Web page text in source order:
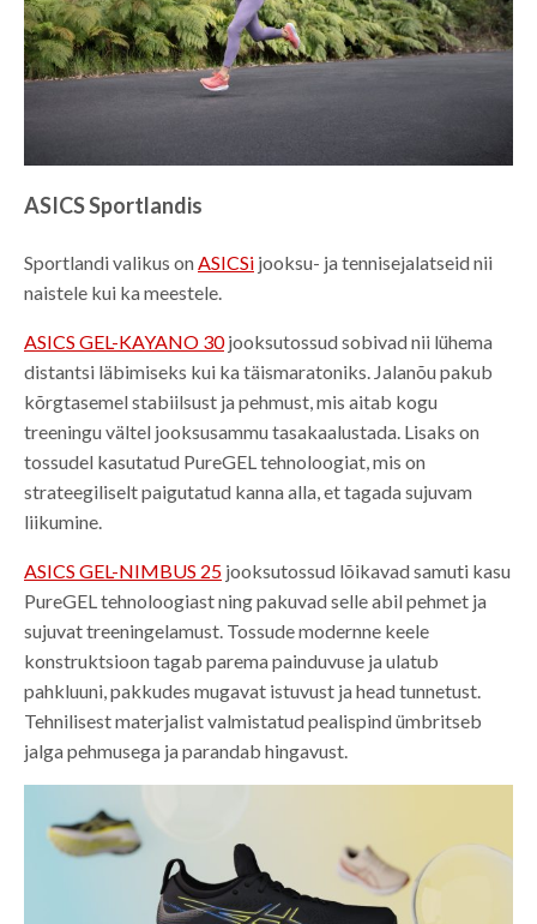
ASICS Sportlandis
Sportlandi valikus on ASICSi jooksu- ja tennisejalatseid nii
naistele kui ka meestele.
ASICS GEL-KAYANO 30jooksutossud sobivad nii lühema
distantsi läbimiseks kui ka täismaratoniks. Jalanõu pakub
kõrgtasemel stabiilsust ja pehmust, mis aitab kogu
treeningu vältel jooksusammu tasakaalustada. Lisaks on
tossudel kasutatud PureGEL tehnoloogiat, mis on
strateegiliselt paigutatud kanna alla, et tagada sujuvam
liikumine.
ASICS GEL-NIMBUS 25 jooksutossud lõikavad samuti kasu
PureGEL tehnoloogiast ning pakuvad selle abil pehmet ja
sujuvat treeningelamust. Tossude modernne keele
konstruktsioon tagab parema painduvuse ja ulatub
pahkluuni, pakkudes mugavat istuvust ja head tunnetust.
Tehnilisest materjalist valmistatud pealispind ümbritseb
jalga pehmusega ja parandab hingavust.